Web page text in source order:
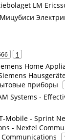
LM
1
Home
приборы
Systems -
Mobile - Sprint
- Nextel